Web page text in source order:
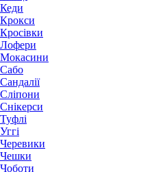
Кеди
Крокси
Кросівки
Лофери
Мокасини
Сабо
Сандалії
Сліпони
Снікерси
Туфлі
Уггі
Черевики
Чешки
Чоботи